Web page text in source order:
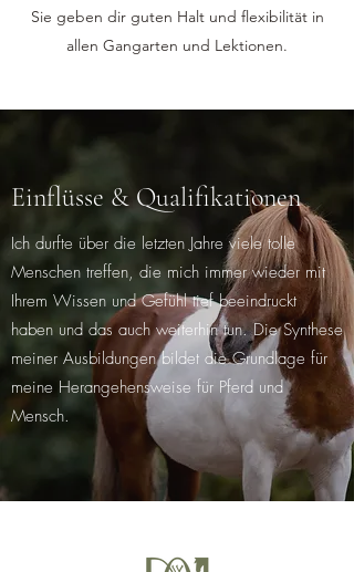
Sie geben dir guten Halt und flexibilität in
allen Gangarten und Lektionen.
Einflüsse & Qualifikationen
Ich durfte über die letzten Jahre viele tolle
Menschen treffen, die mich immer wieder mit
Ihrem Wissen und Gefühl tief beeindruckt
haben und das auch weiterhin tun. Die Synthese
meiner Ausbildungen bildet die Grundlage für
meine Herangehensweise für Pferd und
Mensch.